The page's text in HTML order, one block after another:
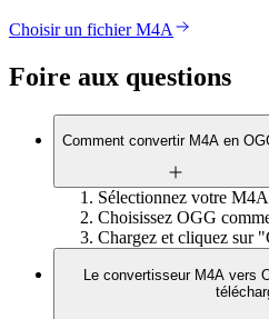
Choisir un fichier M4A
Foire aux questions
Comment convertir M4A en
Sélectionnez votre
Choisissez OGG
Chargez et cliquez sur
Le convertisseur M4A vers